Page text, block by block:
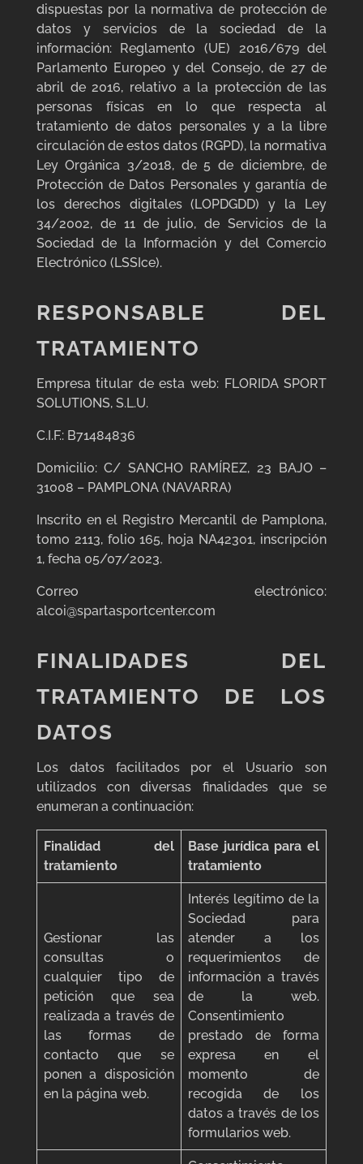
dispuestas por la normativa de protección de
datos y servicios de la sociedad de la
información: Reglamento (UE) 2016/679 del
Parlamento Europeo y del Consejo, de 27 de
abril de 2016, relativo a la protección de las
personas físicas en lo que respecta al
tratamiento de datos personales y a la libre
circulación de estos datos (RGPD), la normativa
Ley Orgánica 3/2018, de 5 de diciembre, de
Protección de Datos Personales y garantía de
los derechos digitales (LOPDGDD) y la Ley
34/2002, de 11 de julio, de Servicios de la
Sociedad de la Información y del Comercio
Electrónico (LSSIce).
RESPONSABLE DEL
TRATAMIENTO
Empresa titular de esta web: FLORIDA SPORT
SOLUTIONS, S.L.U.
C.I.F.: B71484836
Domicilio: C/ SANCHO RAMÍREZ, 23 BAJO –
31008 – PAMPLONA (NAVARRA)
Inscrito en el Registro Mercantil de Pamplona,
tomo 2113, folio 165, hoja NA42301, inscripción
1, fecha 05/07/2023.
Correo electrónico:
alcoi@spartasportcenter.com
FINALIDADES DEL
TRATAMIENTO DE LOS
DATOS
Los datos facilitados por el Usuario son
utilizados con diversas finalidades que se
enumeran a continuación:
Finalidad del
tratamiento
Base jurídica para el
tratamiento
Gestionar las
consultas o
cualquier tipo de
petición que sea
realizada a través de
las formas de
contacto que se
ponen a disposición
en la página web.
Interés legítimo de la
Sociedad para
atender a los
requerimientos de
información a través
de la web.
Consentimiento
prestado de forma
expresa en el
momento de
recogida de los
datos a través de los
formularios web.